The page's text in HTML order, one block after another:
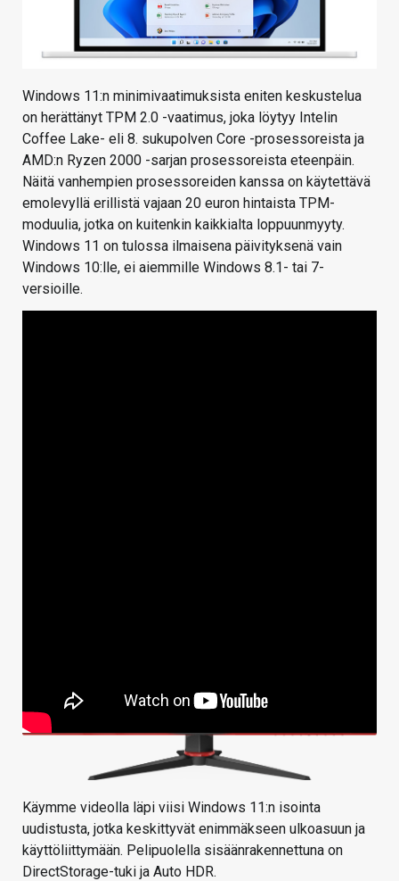
Windows 11:n minimivaatimuksista eniten keskustelua
on herättänyt TPM 2.0 -vaatimus, joka löytyy Intelin
Coffee Lake- eli 8. sukupolven Core -prosessoreista ja
AMD:n Ryzen 2000 -sarjan prosessoreista eteenpäin.
Näitä vanhempien prosessoreiden kanssa on käytettävä
emolevyllä erillistä vajaan 20 euron hintaista TPM-
moduulia, jotka on kuitenkin kaikkialta loppuunmyyty.
Windows 11 on tulossa ilmaisena päivityksenä vain
Windows 10:lle, ei aiemmille Windows 8.1- tai 7-
versioille.
Käymme videolla läpi viisi Windows 11:n isointa
uudistusta, jotka keskittyvät enimmäkseen ulkoasuun ja
käyttöliittymään. Pelipuolella sisäänrakennettuna on
DirectStorage-tuki ja Auto HDR.